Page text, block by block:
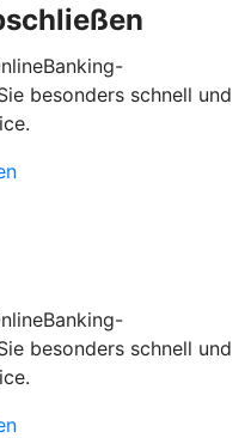
besonders schnell und
besonders schnell und